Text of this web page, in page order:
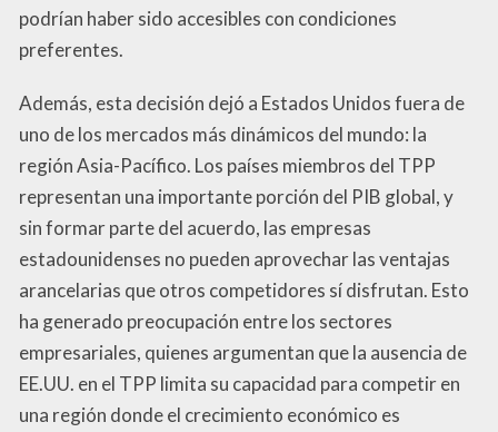
podrían haber sido accesibles con condiciones
preferentes.
Además, esta decisión dejó a Estados Unidos fuera de
uno de los mercados más dinámicos del mundo: la
región Asia-Pacífico. Los países miembros del TPP
representan una importante porción del PIB global, y
sin formar parte del acuerdo, las empresas
estadounidenses no pueden aprovechar las ventajas
arancelarias que otros competidores sí disfrutan. Esto
ha generado preocupación entre los sectores
empresariales, quienes argumentan que la ausencia de
EE.UU. en el TPP limita su capacidad para competir en
una región donde el crecimiento económico es